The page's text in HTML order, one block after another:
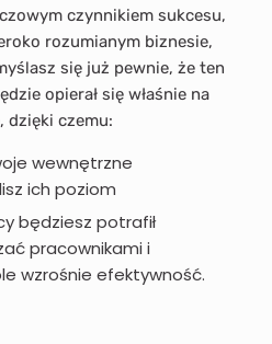
czynnikiem sukcesu,
rozumianym biznesie,
się już pewnie, że ten
opierał się właśnie na
dzięki czemu:
wewnętrzne
ich poziom
będziesz potrafił
pracownikami i
wzrośnie efektywność.